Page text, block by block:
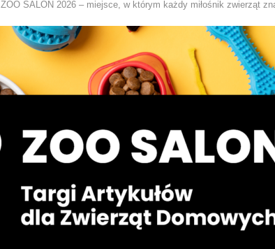
ZOO SALON 2026 – miejsce, w którym każdy miłośnik zwierząt